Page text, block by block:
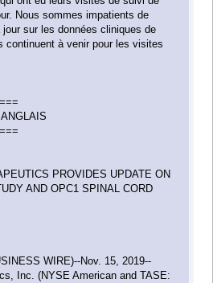
Nous sommes impatients de
sur les données cliniques de
continuent à venir pour les visites
PROVIDES UPDATE ON
AND OPC1 SPINAL CORD
WIRE)--Nov. 15, 2019--
Inc. (NYSE American and TASE: